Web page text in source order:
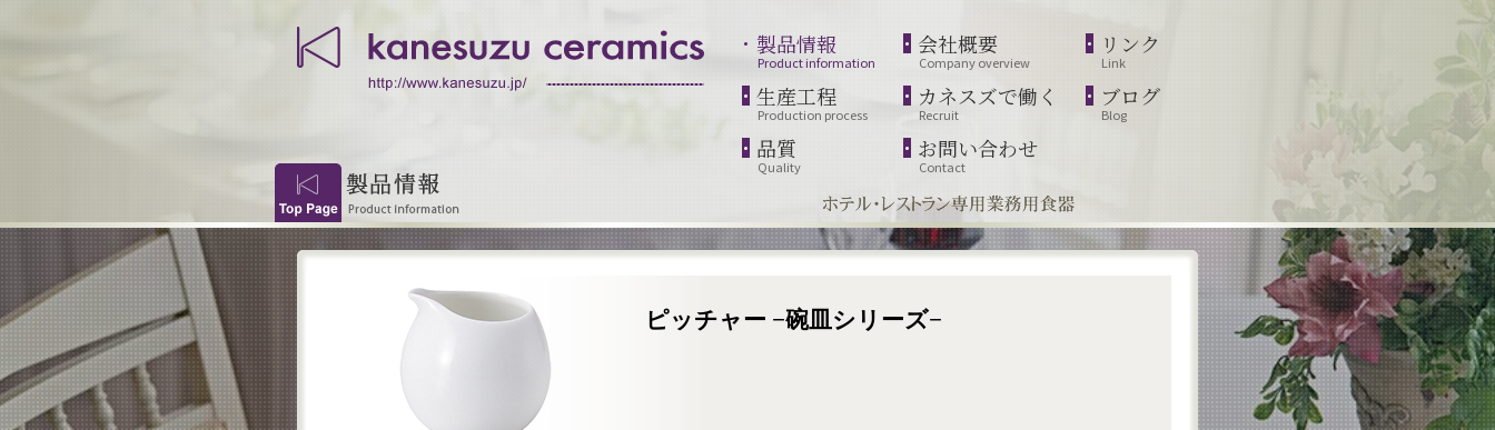
製品情報
Product information
生産工程
Production process
品質
Quality
会社概要
Company overview
カネスズで働く
Recruit
お問い合わせ
Contact
リンク
Link
ブログ
Blog
ピッチャー −碗皿シリーズ−